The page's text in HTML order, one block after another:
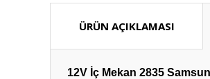
ÜRÜN AÇIKLAMASI
12V İç Mekan 2835